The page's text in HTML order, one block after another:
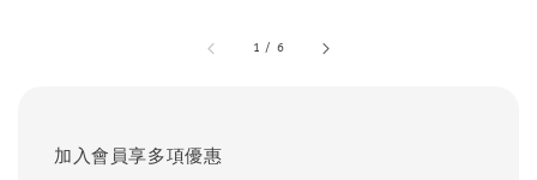
1 / 6
加入會員享多項優惠